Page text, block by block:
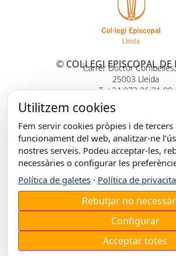
© COL·LEGI EPISCOPAL DE
Carrer Doctor
25003 Lleida
T. +34 973 26 31 00
Utilitzem cookies
Fem servir cookies pròpies i de
funcionament del web, analitzar-ne
nostres serveis. Podeu acceptar-les,
necessàries o configurar les
Política de galetes · Política de
Rebutjar no
Configurar
Acceptar totes